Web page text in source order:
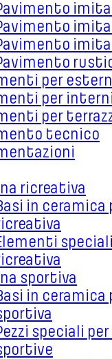
per
per interni
per
tecnico
ricreativa
in ceramica
sportiva
in ceramica
speciali